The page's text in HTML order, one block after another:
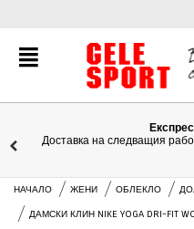
Доставка на следващия
НАЧАЛО ЖЕНИ ОБЛЕКЛО
ДАМСКИ КЛИН NIKE YOGA DRI-FIT